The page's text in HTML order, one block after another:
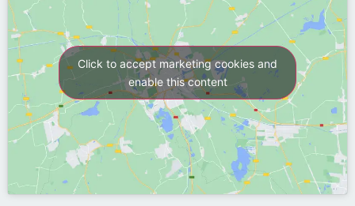
Click to accept marketing cookies and
enable this content